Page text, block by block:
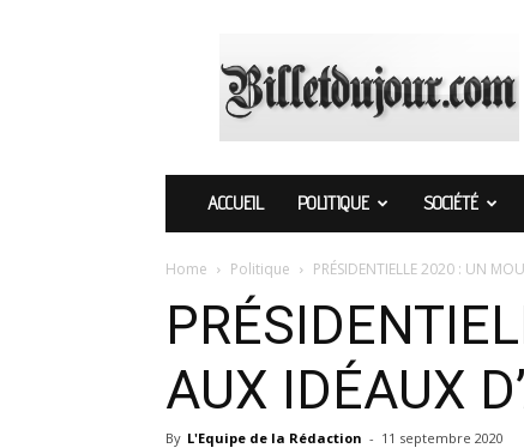
ACCUEIL POLITIQUE SOCIÉTÉ
Home Politique PRÉSIDENTIELLE 2020 : UN
AUX IDÉAUX
By L'Equipe de la Rédaction - 11 septembre 2020